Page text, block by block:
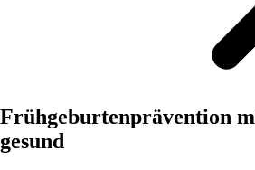
Frühgeburtenprävention
gesund